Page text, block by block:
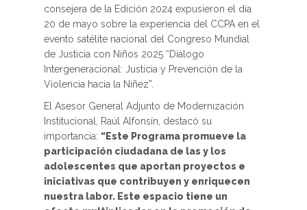
consejera de la Edición 2024 expusieron el día
20 de mayo sobre la experiencia del CCPA en el
evento satélite nacional del Congreso Mundial
de Justicia con Niños 2025 “Diálogo
Intergeneracional: Justicia y Prevención de la
Violencia hacia la Niñez”.
El Asesor General Adjunto de Modernización
Institucional, Raúl Alfonsín, destacó su
importancia: “Este Programa promueve la
participación ciudadana de las y los
adolescentes que aportan proyectos e
iniciativas que contribuyen y enriquecen
nuestra labor. Este espacio tiene un